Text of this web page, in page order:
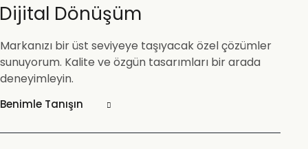
Dijital Dönüşüm
Markanızı bir üst seviyeye taşıyacak özel çözümler
sunuyorum. Kalite ve özgün tasarımları bir arada
deneyimleyin.
Benimle Tanışın